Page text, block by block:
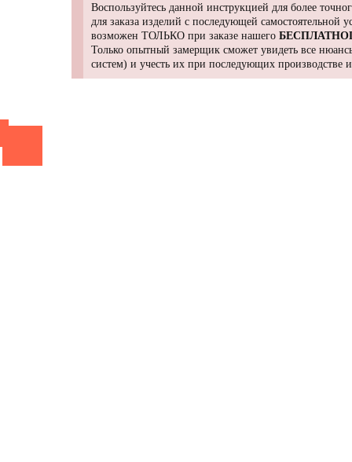
Воспользуйтесь данной инструкцией для более
для заказа изделий с последующей
возможен ТОЛЬКО при заказе нашего
Только опытный замерщик сможет увидеть все
систем) и учесть их при последующих производстве